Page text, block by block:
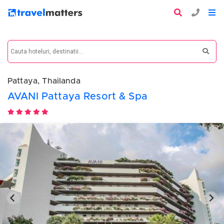
Pattaya, Thailanda
AVANI Pattaya Resort & Spa